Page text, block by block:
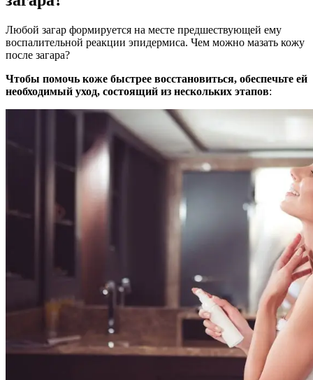
Любой загар формируется на месте предшествующей ему
воспалительной реакции эпидермиса. Чем можно мазать кожу
после загара?
Чтобы помочь коже быстрее восстановиться, обеспечьте ей
необходимый уход, состоящий из нескольких этапов: